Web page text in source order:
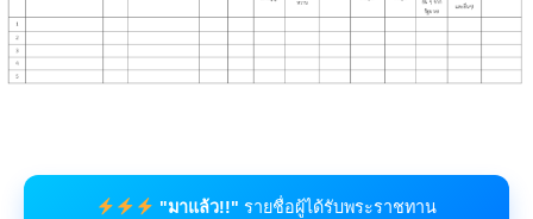
"มาแล้ว!!" รายชื่อผู้ได้รับพระราชทาน